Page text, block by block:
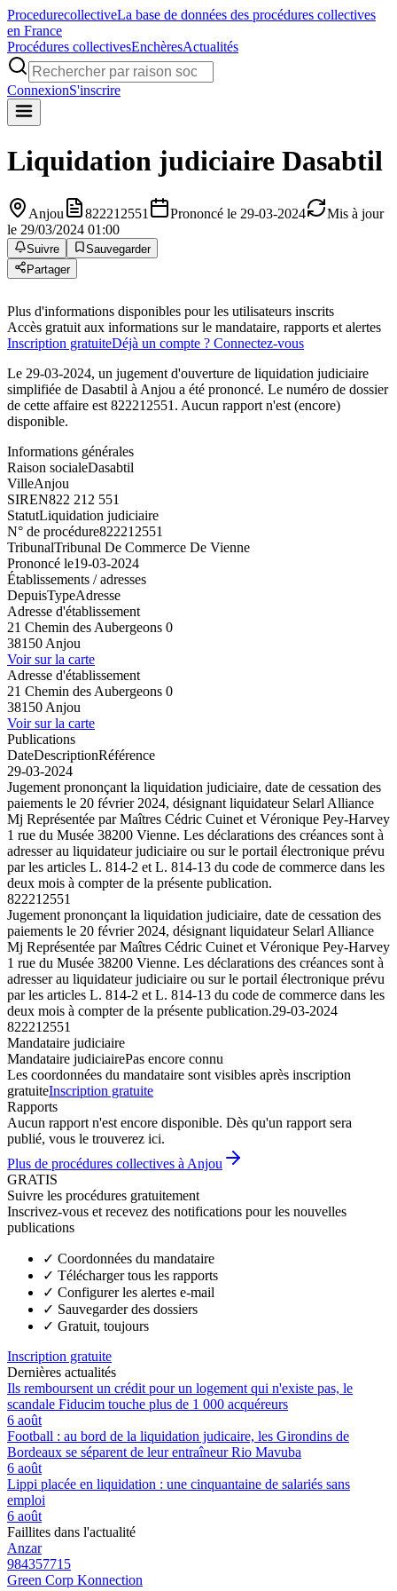
ProcedurecollectiveLa base de données des procédures collectives
en France
Procédures collectivesEnchèresActualités
ConnexionS'inscrire
Liquidation judiciaire Dasabtil
Anjou 822212551 Prononcé le 29-03-2024
Mis à jour
le 29/03/2024 01:00
Suivre
Sauvegarder
Partager
Plus d'informations disponibles pour les utilisateurs inscrits
Accès gratuit aux informations sur le mandataire, rapports et alertes
Inscription gratuiteDéjà un compte ? Connectez-vous
Le 29-03-2024, un jugement d'ouverture de liquidation judiciaire
simplifiée de Dasabtil à Anjou a été prononcé. Le numéro de dossier
de cette affaire est 822212551. Aucun rapport n'est (encore)
disponible.
Informations générales
Raison socialeDasabtil
VilleAnjou
SIREN822 212 551
StatutLiquidation judiciaire
N° de procédure822212551
TribunalTribunal De Commerce De Vienne
Prononcé le19-03-2024
Établissements / adresses
DepuisTypeAdresse
Adresse d'établissement
21 Chemin des Aubergeons 0
38150 Anjou
Voir sur la carte
Adresse d'établissement
21 Chemin des Aubergeons 0
38150 Anjou
Voir sur la carte
Publications
DateDescriptionRéférence
29-03-2024
Jugement prononçant la liquidation judiciaire, date de cessation des
paiements le 20 février 2024, désignant liquidateur Selarl Alliance
Mj Représentée par Maîtres Cédric Cuinet et Véronique Pey-Harvey
1 rue du Musée 38200 Vienne. Les déclarations des créances sont à
adresser au liquidateur judiciaire ou sur le portail électronique prévu
par les articles L. 814-2 et L. 814-13 du code de commerce dans les
deux mois à compter de la présente publication.
822212551
Jugement prononçant la liquidation judiciaire, date de cessation des
paiements le 20 février 2024, désignant liquidateur Selarl Alliance
Mj Représentée par Maîtres Cédric Cuinet et Véronique Pey-Harvey
1 rue du Musée 38200 Vienne. Les déclarations des créances sont à
adresser au liquidateur judiciaire ou sur le portail électronique prévu
par les articles L. 814-2 et L. 814-13 du code de commerce dans les
deux mois à compter de la présente publication.29-03-2024
822212551
Mandataire judiciaire
Mandataire judiciairePas encore connu
Les coordonnées du mandataire sont visibles après inscription
gratuiteInscription gratuite
Rapports
Aucun rapport n'est encore disponible. Dès qu'un rapport sera
publié, vous le trouverez ici.
Plus de procédures collectives à Anjou
GRATIS
Suivre les procédures gratuitement
Inscrivez-vous et recevez des notifications pour les nouvelles
publications
✓ Coordonnées du mandataire
✓ Télécharger tous les rapports
✓ Configurer les alertes e-mail
✓ Sauvegarder des dossiers
✓ Gratuit, toujours
Inscription gratuite
Dernières actualités
Ils remboursent un crédit pour un logement qui n'existe pas, le
scandale Fiducim touche plus de 1 000 acquéreurs
6 août
Football : au bord de la liquidation judicaire, les Girondins de
Bordeaux se séparent de leur entraîneur Rio Mavuba
6 août
Lippi placée en liquidation : une cinquantaine de salariés sans
emploi
6 août
Faillites dans l'actualité
Anzar
984357715
Green Corp Konnection